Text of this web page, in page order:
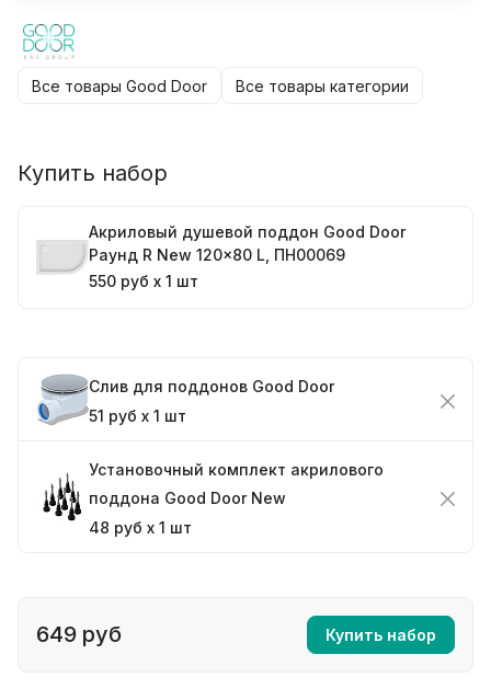
Все товары Good Door Все товары категории
Купить набор
Акриловый душевой поддон Good Door
Раунд R New 120x80 L, ПН00069
550 руб x 1 шт
Слив для поддонов Good Door
51 руб x 1 шт
Установочный комплект акрилового
поддона Good Door New
48 руб x 1 шт
649 руб Купить набор